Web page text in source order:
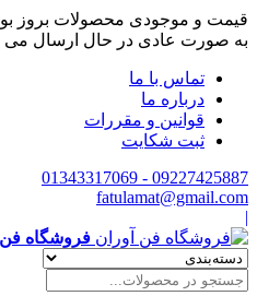
قیمت و موجودی محصولات بروز
به صورت عادی در حال ارسال می
تماس با ما
درباره ما
قوانین و مقررات
ثبت شکایت
09227425887 - 01343317069
fatulamat@gmail.com
|
فروشگاه فن